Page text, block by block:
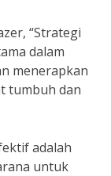
“Strategi
dalam
menerapkan
tumbuh dan
adalah
untuk